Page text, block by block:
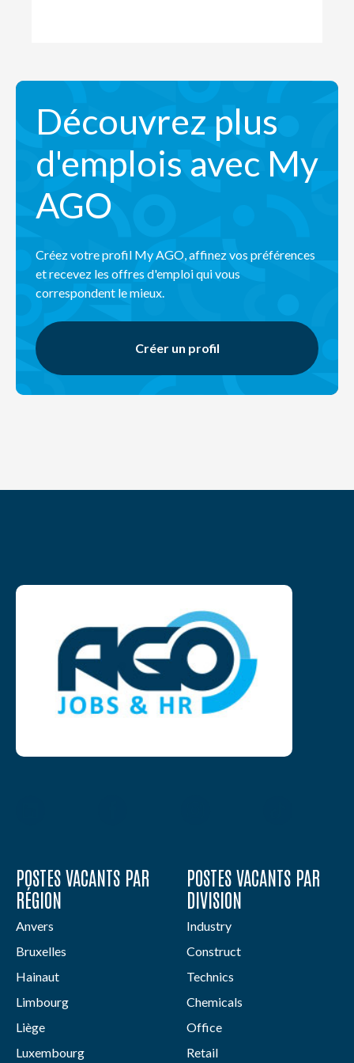
Découvrez plus
d'emplois avec My
AGO
Créez votre profil My AGO, affinez vos préférences
et recevez les offres d'emploi qui vous
correspondent le mieux.
Créer un profil
POSTES VACANTS PAR
RÉGION
Anvers
Bruxelles
Hainaut
Limbourg
Liège
Luxembourg
POSTES VACANTS PAR
DIVISION
Industry
Construct
Technics
Chemicals
Office
Retail